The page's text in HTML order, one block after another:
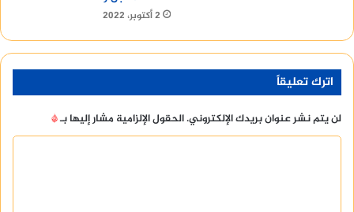
2 أكتوبر، 2022
اترك تعليقاً
لن يتم نشر عنوان بريدك الإلكتروني.الحقول الإلزامية مشار إليها بـ*